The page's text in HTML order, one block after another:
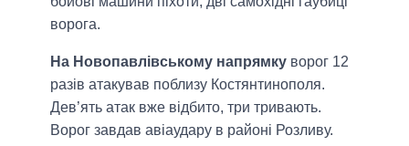
ворога.
На Новопавлівському напрямку ворог 12
разів атакував поблизу Костянтинополя.
Дев’ять атак вже відбито, три тривають.
Ворог завдав авіаудару в районі Розливу.